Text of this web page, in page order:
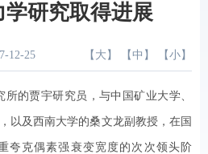
研究取得进展
12-25 【 大 】 【 中 】 【 小 】
的贾宇研究员，与中国矿业大学、
以及西南大学的桑文龙副教授，在国
夸克偶素强衰变宽度的次次领头阶